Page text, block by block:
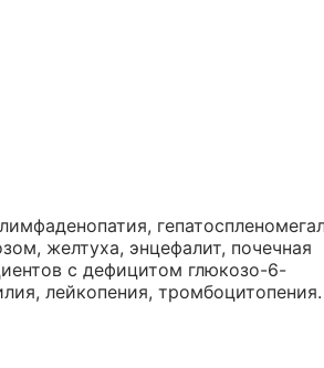
желтуха, энцефалит, почечная
с дефицитом глюкозо-6-
лейкопения, тромбоцитопения.